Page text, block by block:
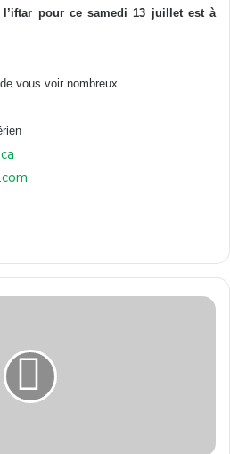
l’iftar pour ce samedi 13 juillet est à
vous voir nombreux.